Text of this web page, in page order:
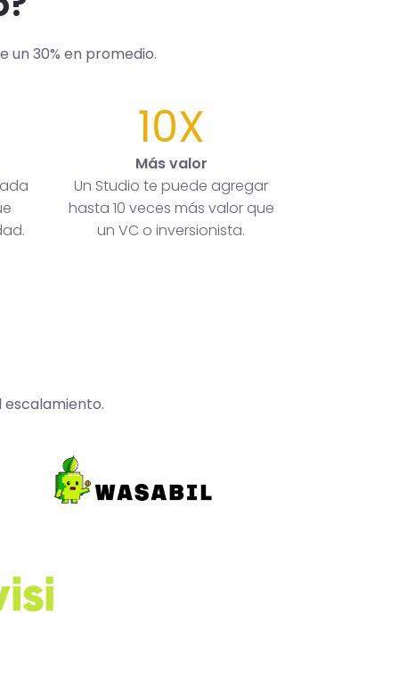
un 30% en promedio.
10X
Más valor
Un Studio te puede agregar
hasta 10 veces más valor que
un VC o inversionista.